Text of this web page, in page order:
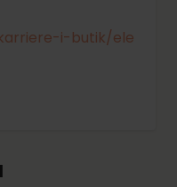
i-butik/ele